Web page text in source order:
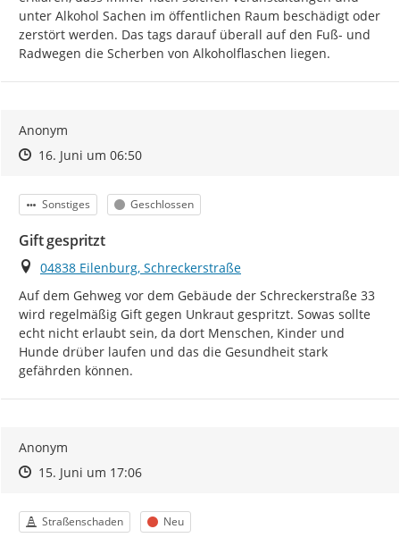
unter Alkohol Sachen im öffentlichen Raum beschädigt oder
zerstört werden. Das tags darauf überall auf den Fuß- und
Radwegen die Scherben von Alkoholflaschen liegen.
Anonym
Zeitpunkt des Erstellens
Zeitpunkt des Erstellens
16. Juni um 06:50Zur Äußerung
Kategorie
Sonstiges Status
Geschlossen
Gift gespritzt
Ort
04838 Eilenburg, Schreckerstraße
Auf dem Gehweg vor dem Gebäude der Schreckerstraße 33
wird regelmäßig Gift gegen Unkraut gespritzt. Sowas sollte
echt nicht erlaubt sein, da dort Menschen, Kinder und
Hunde drüber laufen und das die Gesundheit stark
gefährden können.
Anonym
Zeitpunkt des Erstellens
Zeitpunkt des Erstellens
15. Juni um 17:06Zur Äußerung
Kategorie
Straßenschaden Status
Neu